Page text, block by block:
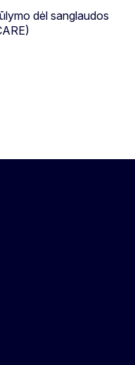
dėl sanglaudos